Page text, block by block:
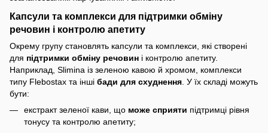
Капсули та комплекси для підтримки обміну
речовин і контролю апетиту
Окрему групу становлять капсули та комплекси, які створені
для підтримки обміну речовин і контролю апетиту.
Наприклад, Slimina із зеленою кавою й хромом, комплекси
типу Flebostax та інші бади для схуднення . У їх складі можуть
бути:
екстракт зеленої кави, що може сприяти підтримці рівня
тонусу та контролю апетиту;